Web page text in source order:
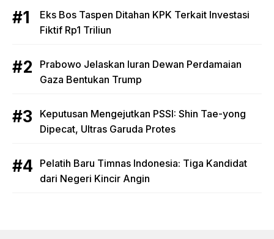
Eks Bos Taspen Ditahan KPK Terkait Investasi
Fiktif Rp1 Triliun
Prabowo Jelaskan Iuran Dewan Perdamaian
Gaza Bentukan Trump
Keputusan Mengejutkan PSSI: Shin Tae-yong
Dipecat, Ultras Garuda Protes
Pelatih Baru Timnas Indonesia: Tiga Kandidat
dari Negeri Kincir Angin